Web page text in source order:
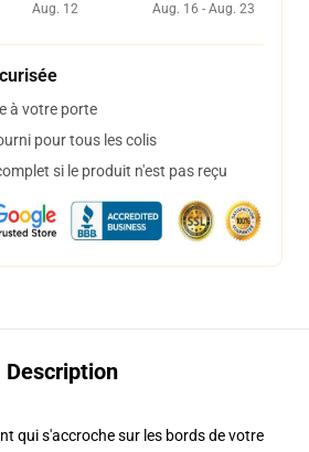
Aug. 12
Aug. 16 - Aug. 23
à votre porte
pour tous les colis
si le produit n'est pas reçu
Description
qui s'accroche sur les bords de votre